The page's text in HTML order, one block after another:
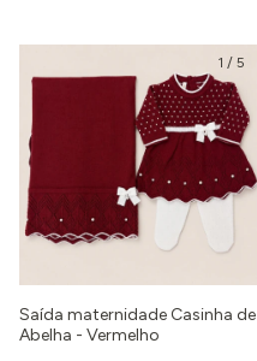
1 / 5
Saída maternidade Casinha de
Abelha - Vermelho